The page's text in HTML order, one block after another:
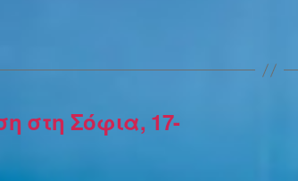
στη Σόφια, 17-